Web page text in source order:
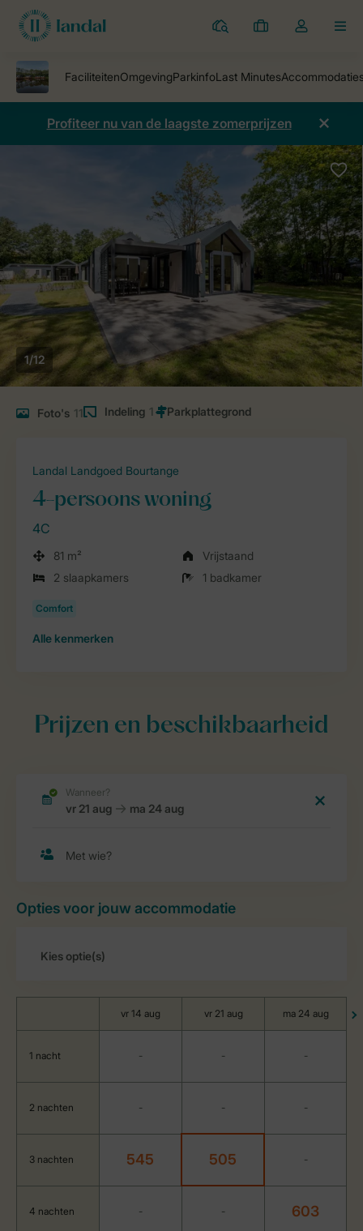
Parken
Mijn
Open
mijn
account
Profiteer nu van de laagste zomerprijzen
1/12
Foto's 11 Indeling 1
Landal Landgoed Bourtange
4-persoons woning
4C
81 m²
Vrijstaand
2 slaapkamers
1 badkamer
Alle kenmerken
Prijzen en beschikbaarheid
Opties voor jouw accommodatie
vr 14 aug vr 21 aug ma 24 aug
1 nacht - - -
2 nachten - - -
3 nachten 545 505 -
4 nachten - - 603